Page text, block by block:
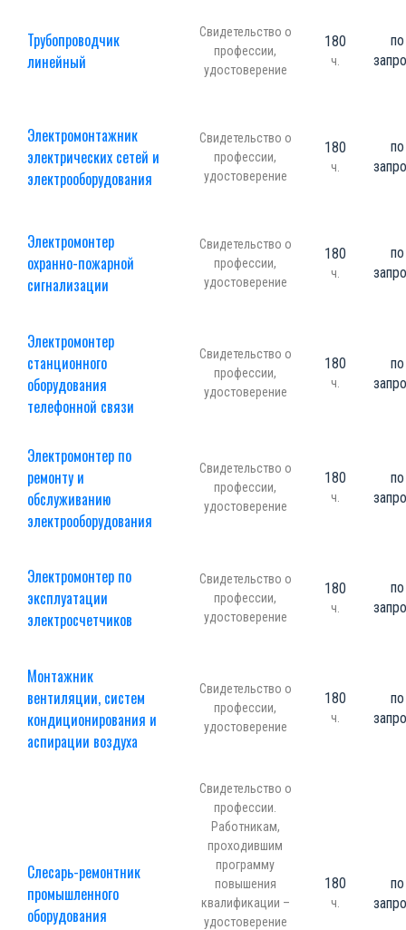
Трубопроводчик
линейный
Свидетельство о
профессии,
удостоверение
180
ч.
по
Электромонтажник
электрических сетей и
электрооборудования
Свидетельство о
профессии,
удостоверение
180
ч.
по
Электромонтер
охранно-пожарной
сигнализации
Свидетельство о
профессии,
удостоверение
180
ч.
по
Электромонтер
станционного
оборудования
телефонной связи
Свидетельство о
профессии,
удостоверение
180
ч.
по
Электромонтер по
ремонту и
обслуживанию
электрооборудования
Свидетельство о
профессии,
удостоверение
180
ч.
по
Электромонтер по
эксплуатации
электросчетчиков
Свидетельство о
профессии,
удостоверение
180
ч.
по
Монтажник
вентиляции, систем
кондиционирования и
аспирации воздуха
Свидетельство о
профессии,
удостоверение
180
ч.
по
Слесарь-ремонтник
промышленного
оборудования
Свидетельство о
профессии.
Работникам,
проходившим
программу
повышения
квалификации –
удостоверение
180
ч.
по